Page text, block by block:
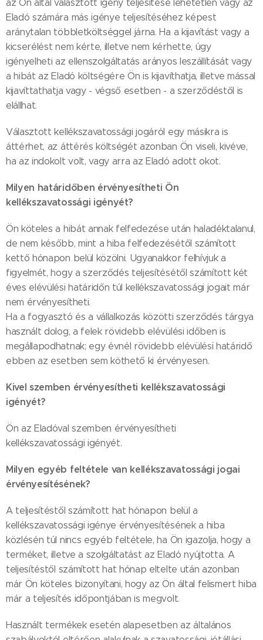
az Ön által választott igény teljesítése lehetetlen vagy az
Eladó számára más igénye teljesítéséhez képest
aránytalan többletköltséggel járna. Ha a kijavítást vagy a
kicserélést nem kérte, illetve nem kérhette, úgy
igényelheti az ellenszolgáltatás arányos leszállítását vagy
a hibát az Eladó költségére Ön is kijavíthatja, illetve mással
kijavíttathatja vagy - végső esetben - a szerződéstől is
elállhat.
Választott kellékszavatossági jogáról egy másikra is
áttérhet, az áttérés költségét azonban Ön viseli, kivéve,
ha az indokolt volt, vagy arra az Eladó adott okot.
Milyen határidőben érvényesítheti Ön
kellékszavatossági igényét?
Ön köteles a hibát annak felfedezése után haladéktalanul,
de nem később, mint a hiba felfedezésétől számított
kettő hónapon belül közölni. Ugyanakkor felhívjuk a
figyelmét, hogy a szerződés teljesítésétől számított két
éves elévülési határidőn túl kellékszavatossági jogait már
nem érvényesítheti.
Ha a fogyasztó és a vállalkozás közötti szerződés tárgya
használt dolog, a felek rövidebb elévülési időben is
megállapodhatnak; egy évnél rövidebb elévülési határidő
ebben az esetben sem köthető ki érvényesen.
Kivel szemben érvényesítheti kellékszavatossági
igényét?
Ön az Eladóval szemben érvényesítheti
kellékszavatossági igényét.
Milyen egyéb feltétele van kellékszavatossági jogai
érvényesítésének?
A teljesítéstől számított hat hónapon belül a
kellékszavatossági igénye érvényesítésének a hiba
közlésén túl nincs egyéb feltétele, ha Ön igazolja, hogy a
terméket, illetve a szolgáltatást az Eladó nyújtotta. A
teljesítéstől számított hat hónap eltelte után azonban
már Ön köteles bizonyítani, hogy az Ön által felismert hiba
már a teljesítés időpontjában is megvolt.
Használt termékek esetén alapesetben az általános